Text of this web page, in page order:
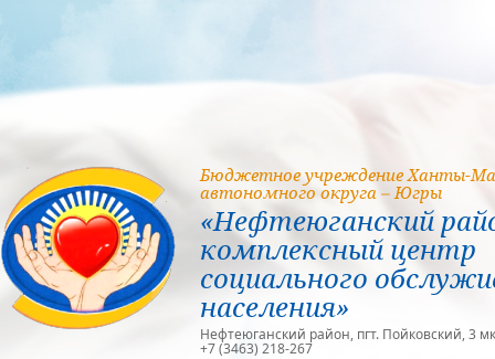
Бюджетное учреждение Ханты-
автономного округа – Югры
«Нефтеюганский
комплексный центр
социального
населения»
Нефтеюганский район, пгт. Пойковский, 3
+7 (3463) 218-267